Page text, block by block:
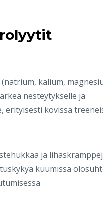
kalium,
nesteytykselle ja
erityisesti kovissa
ja
kuumissa